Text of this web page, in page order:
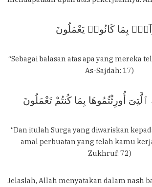
بِمَا كَانُوا۟ يَعْمَلُونَ
“Sebagai balasan atas apa yang mereka
As-Sajdah: 17)
أُورِثْتُمُوهَا بِمَا كُنتُمْ تَعْمَلُونَ
“Dan itulah Surga yang diwariskan
amal perbuatan yang telah kamu
Zukhruf: 72)
Jelaslah, Allah menyatakan dalam nash